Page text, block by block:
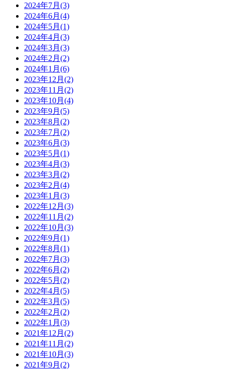
2024年7月(3)
2024年6月(4)
2024年5月(1)
2024年4月(3)
2024年3月(3)
2024年2月(2)
2024年1月(6)
2023年12月(2)
2023年11月(2)
2023年10月(4)
2023年9月(5)
2023年8月(2)
2023年7月(2)
2023年6月(3)
2023年5月(1)
2023年4月(3)
2023年3月(2)
2023年2月(4)
2023年1月(3)
2022年12月(3)
2022年11月(2)
2022年10月(3)
2022年9月(1)
2022年8月(1)
2022年7月(3)
2022年6月(2)
2022年5月(2)
2022年4月(5)
2022年3月(5)
2022年2月(2)
2022年1月(3)
2021年12月(2)
2021年11月(2)
2021年10月(3)
2021年9月(2)